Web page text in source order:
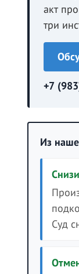
акт
три
+7
Из
Суд